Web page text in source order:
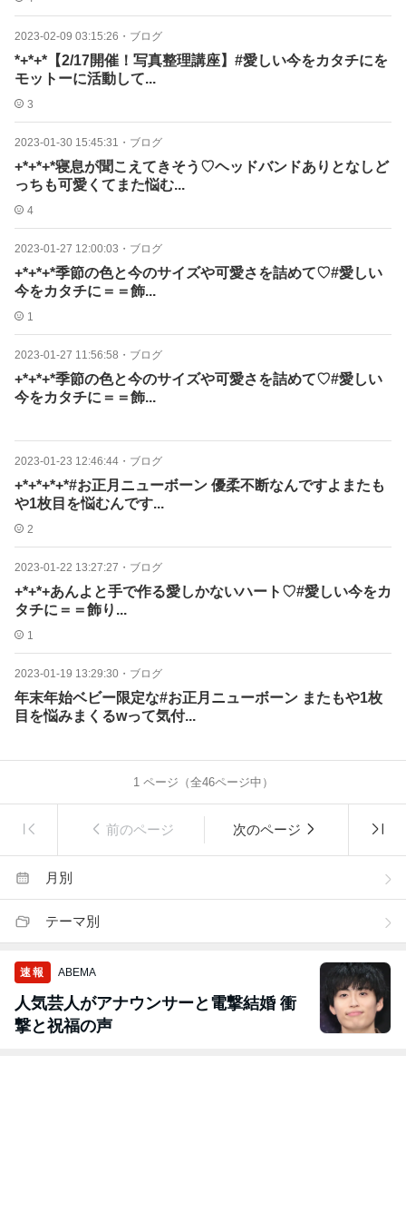
2023-02-09 03:15:26 ・ ブログ
*+*+*【2/17開催！写真整理講座】#愛しい今をカタチにを
モットーに活動して...
3
2023-01-30 15:45:31 ・ ブログ
+*+*+*寝息が聞こえてきそう♡ヘッドバンドありとなしど
っちも可愛くてまた悩む...
4
2023-01-27 12:00:03 ・ ブログ
+*+*+*季節の色と今のサイズや可愛さを詰めて♡#愛しい
今をカタチに＝＝飾...
1
2023-01-27 11:56:58 ・ ブログ
+*+*+*季節の色と今のサイズや可愛さを詰めて♡#愛しい
今をカタチに＝＝飾...
2023-01-23 12:46:44 ・ ブログ
+*+*+*+*#お正月ニューボーン 優柔不断なんですよまたも
や1枚目を悩むんです...
2
2023-01-22 13:27:27 ・ ブログ
+*+*+あんよと手で作る愛しかないハート♡#愛しい今をカ
タチに＝＝飾り...
1
2023-01-19 13:29:30 ・ ブログ
年末年始ベビー限定な#お正月ニューボーン またもや1枚
目を悩みまくるwって気付...
1ページ（全46ページ中）
前のページ 次のページ
月別
テーマ別
速報 ABEMA
人気芸人がアナウンサーと電撃結婚 衝
撃と祝福の声